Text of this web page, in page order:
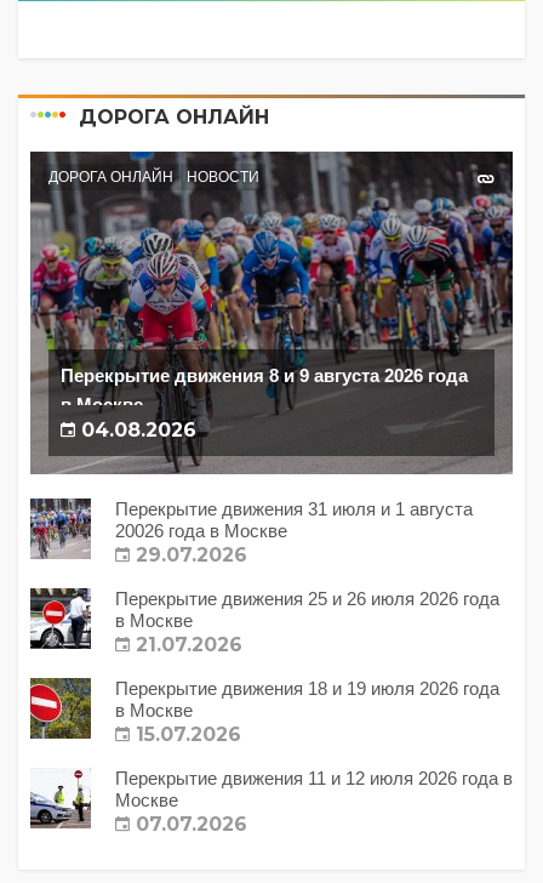
ДОРОГА ОНЛАЙН
ДОРОГА ОНЛАЙН НОВОСТИ
Перекрытие движения 8 и 9 августа 2026 года
в Москве
04.08.2026
Перекрытие движения 31 июля и 1 августа
20026 года в Москве
29.07.2026
Перекрытие движения 25 и 26 июля 2026 года
в Москве
21.07.2026
Перекрытие движения 18 и 19 июля 2026 года
в Москве
15.07.2026
Перекрытие движения 11 и 12 июля 2026 года в
Москве
07.07.2026